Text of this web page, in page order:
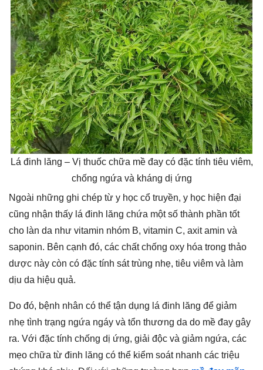
Lá đinh lăng – Vị thuốc chữa mề đay có đặc tính tiêu viêm,
chống ngứa và kháng dị ứng
Ngoài những ghi chép từ y học cổ truyền, y học hiện đại
cũng nhận thấy lá đinh lăng chứa một số thành phần tốt
cho làn da như vitamin nhóm B, vitamin C, axit amin và
saponin. Bên cạnh đó, các chất chống oxy hóa trong thảo
dược này còn có đặc tính sát trùng nhẹ, tiêu viêm và làm
dịu da hiệu quả.
Do đó, bệnh nhân có thể tận dụng lá đinh lăng để giảm
nhẹ tình trạng ngứa ngáy và tổn thương da do mề đay gây
ra. Với đặc tính chống dị ứng, giải độc và giảm ngứa, các
mẹo chữa từ đinh lăng có thể kiểm soát nhanh các triệu